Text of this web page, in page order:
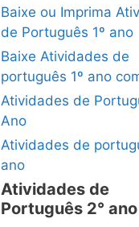
Baixe ou Imprima
de Português 1º ano
Baixe Atividades de
português 1º ano
Atividades de
Ano
Atividades de
ano
Atividades de
Português 2° ano